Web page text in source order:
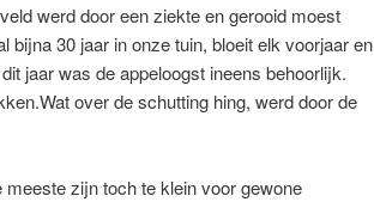
werd door een ziekte en gerooid moest
bijna 30 jaar in onze tuin, bloeit elk voorjaar en
jaar was de appeloogst ineens behoorlijk.
over de schutting hing, werd door de
zijn toch te klein voor gewone